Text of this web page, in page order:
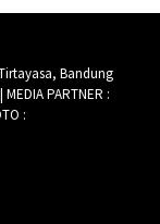
Bandung
PARTNER :
: